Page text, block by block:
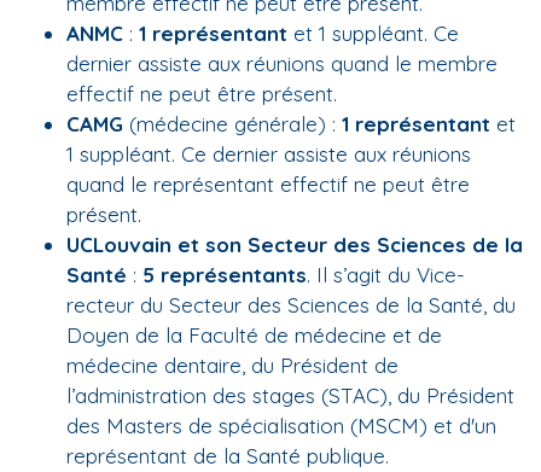
ANMC : 1 représentant et 1 suppléant. Ce
dernier assiste aux réunions quand le membre
effectif ne peut être présent.
CAMG (médecine générale) : 1 représentant et
1 suppléant. Ce dernier assiste aux réunions
quand le représentant effectif ne peut être
présent.
UCLouvain et son Secteur des Sciences de la
Santé : 5 représentants. Il s’agit du Vice-
recteur du Secteur des Sciences de la Santé, du
Doyen de la Faculté de médecine et de
médecine dentaire, du Président de
l’administration des stages (STAC), du Président
des Masters de spécialisation (MSCM) et d'un
représentant de la Santé publique.